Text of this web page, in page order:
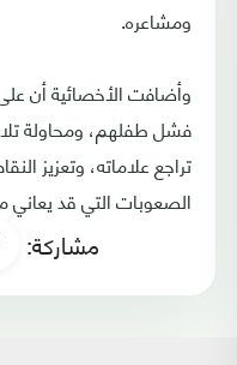
ومشاعره.
وأضافت الأخصائية أن
فشل طفلهم، ومحاولة
تراجع علاماته، وتعزيز
الصعوبات التي قد يعاني
مشاركة: